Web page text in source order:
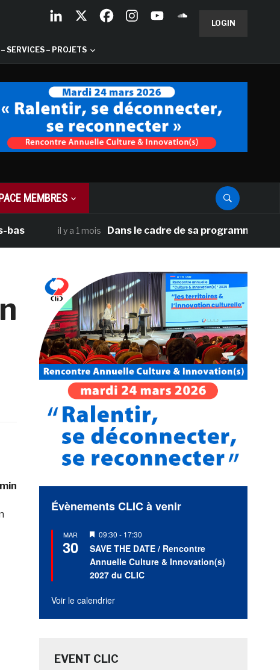
LOGIN
SERVICES – PROJETS
MEMBRES
il y a 1 mois Dans le cadre de sa programmation
min
Évènements CLIC à venir
MAR
30
Mis
en
avant
09:30 - 17:30
SAVE THE DATE / Rencontre
Annuelle Culture & Innovation(s)
2027 du CLIC
Voir le calendrier
EVENT CLIC